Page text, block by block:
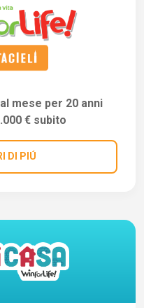
mese per 20 anni
€ subito
DI PIÚ